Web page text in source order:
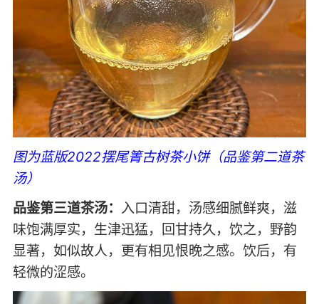
图为蓝版2022摆尾箐古树茶小饼（品鉴第二道茶
汤）
品鉴第三道茶汤： 入口清甜，汤感细腻鲜爽，滋
味饱满厚实，生津迅猛，回甘持久，饮之，野韵
显著，如似故人，更有相见恨晚之感。饮后，有
轻微的涩感。